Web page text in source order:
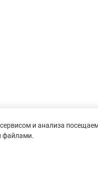
и анализа
файлами.